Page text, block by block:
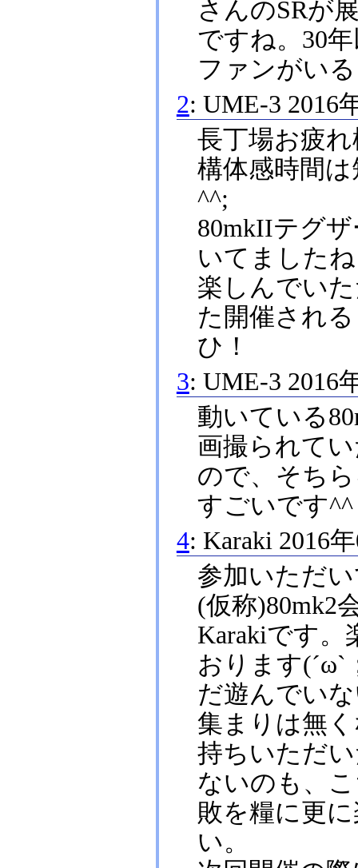
さんのSRが
ですね。30
ファンがい
2: UME-3 2016
長丁場お疲
構体感時間
^^;
80mkIIテグ
いてました
楽しんでい
た開催され
ひ！
3: UME-3 2016
動いている
画撮られて
ので、そち
すごいです^^
4: Karaki 2016
参加いただ
(仮称)80mk2
Karakiです
おります(´ω`
だ遊んでい
集まりは無
持ちいただ
ないのも、
敗を糧に更
い。